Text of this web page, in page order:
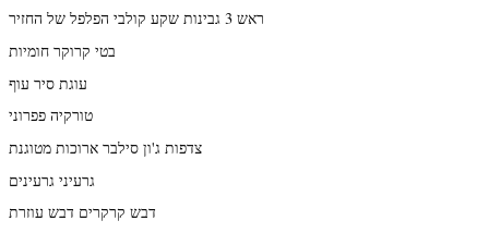
ראש 3 גבינות שקע קולבי הפלפל של החזיר
בטי קרוקר חומיות
עוגת סיר עוף
טורקיה פפרוני
צדפות ג'ון סילבר ארוכות מטוגנת
גרעיני גרעינים
דבש קרקרים דבש עוזרת